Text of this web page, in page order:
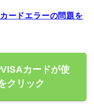
ードエラーの問題を
カードが使
クリック